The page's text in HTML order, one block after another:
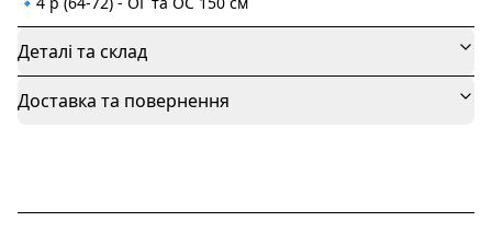
Деталі та склад
Доставка та повернення